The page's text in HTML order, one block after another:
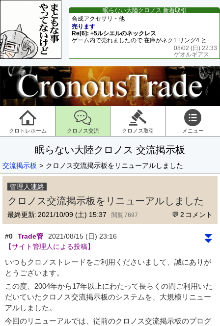
眠らない大陸クロノス 新着取引
合成アクセサリ・他
売ります
Re[6]: +5ルシエルのネックレス
ゲーム内で売れましたので 在庫がネク1 リング4 となります リングのお値段は80G といたします
08/02 (日) 22:33
ゲオルギアス
クロトレホーム クロノス交流 クロノス取引 メニュー
眠らない大陸クロノス 交流掲示板
交流掲示板 クロノス交流掲示板をリニューアルしました
管理人連絡
クロノス交流掲示板をリニューアルしました
最終更新: 2021/10/09 (土) 15:37 7697 2
#0 Trade管
2021/08/15 (日) 23:16
【サイト管理人による投稿】
⏬
いつもクロノストレードをご利用くださいまして、誠にありが
とうございます。
この度、2004年から17年以上にわたって長らくの間ご利用いた
だいていたクロノス交流掲示板のシステムを、大規模リニュー
アルしました。
今回のリニューアルでは、従前のクロノス交流掲示板のプログ